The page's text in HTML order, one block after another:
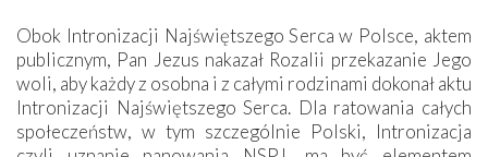
Obok Intronizacji Najświętszego Serca w Polsce, aktem
publicznym, Pan Jezus nakazał Rozalii przekazanie Jego
woli, aby każdy z osobna i z całymi rodzinami dokonał aktu
Intronizacji Najświętszego Serca. Dla ratowania całych
społeczeństw, w tym szczególnie Polski, Intronizacja